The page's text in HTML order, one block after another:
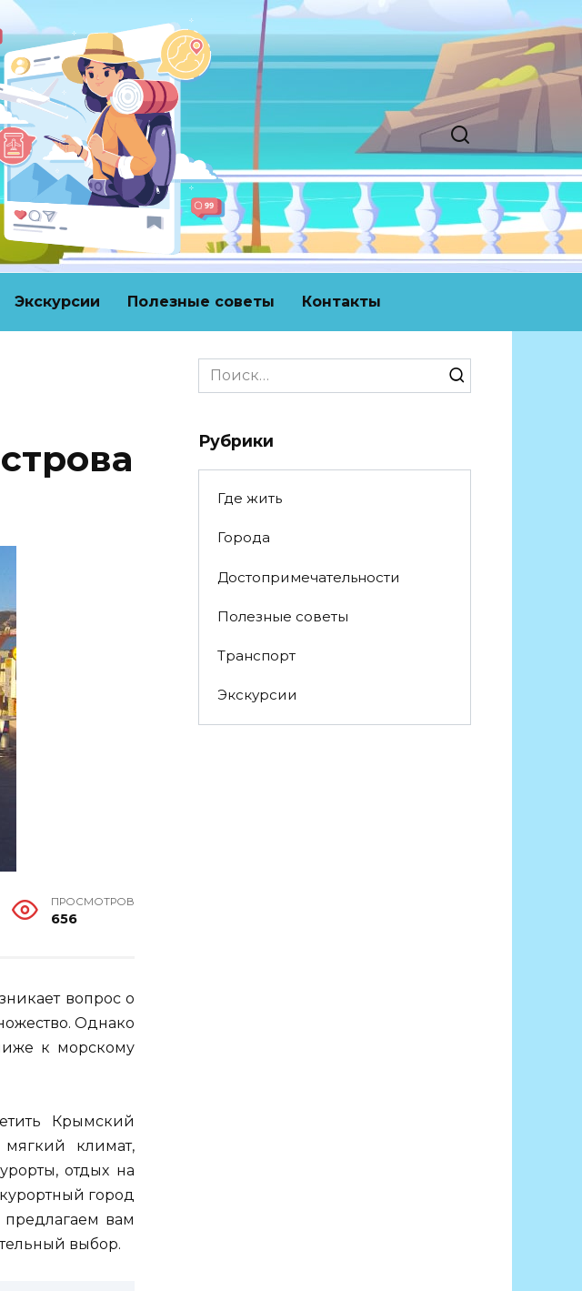
Экскурсии Полезные советы Контакты
ПРОСМОТРОВ
656
вопрос о
Однако
к морскому
Крымский
мягкий климат,
отдых на
город
вам
выбор.
Search
for:
Рубрики
Где жить
Города
Достопримечательности
Полезные советы
Транспорт
Экскурсии